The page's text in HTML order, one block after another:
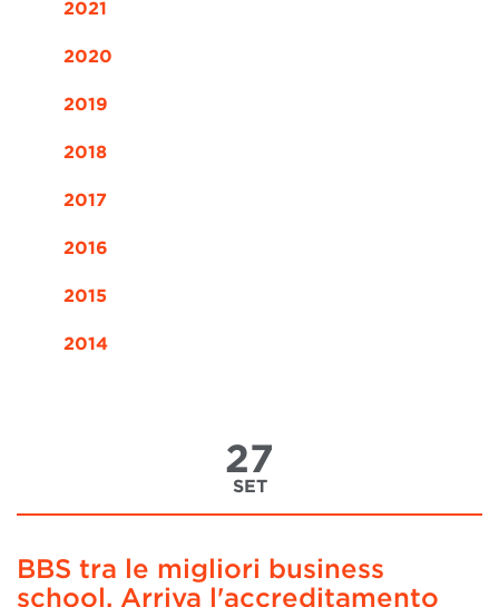
2021
2020
2019
2018
2017
2016
2015
2014
27
SET
BBS tra le migliori business
school. Arriva l'accreditamento